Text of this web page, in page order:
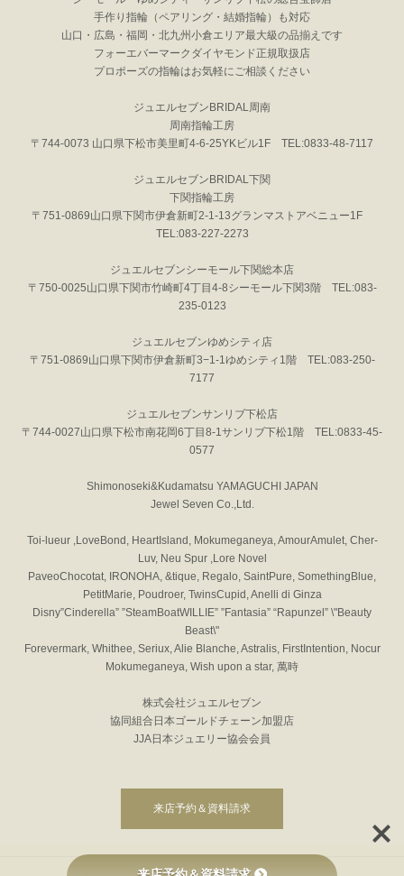
手作り指輪（ペアリング・結婚指輪）も対応
山口・広島・福岡・北九州小倉エリア最大級の品揃えです
フォーエバーマークダイヤモンド正規取扱店
プロポーズの指輪はお気軽にご相談ください
ジュエルセブンBRIDAL周南
周南指輪工房
〒744-0073 山口県下松市美里町4-6-25YKビル1F TEL:0833-48-7117
ジュエルセブンBRIDAL下関
下関指輪工房
〒751-0869山口県下関市伊倉新町2-1-13グランマストアベニュー1F
TEL:083-227-2273
ジュエルセブンシーモール下関総本店
〒750-0025山口県下関市竹崎町4丁目4-8シーモール下関3階 TEL:083-
235-0123
ジュエルセブンゆめシティ店
〒751-0869山口県下関市伊倉新町3−1-1ゆめシティ1階 TEL:083-250-
7177
ジュエルセブンサンリブ下松店
〒744-0027山口県下松市南花岡6丁目8-1サンリブ下松1階 TEL:0833-45-
0577
Shimonoseki&Kudamatsu YAMAGUCHI JAPAN
Jewel Seven Co.,Ltd.
Toi-lueur ,LoveBond, HeartIsland, Mokumeganeya, AmourAmulet, Cher-
Luv, Neu Spur ,Lore Novel
PaveoChocotat, IRONOHA, &tique, Regalo, SaintPure, SomethingBlue,
PetitMarie, Poudroer, TwinsCupid, Anelli di Ginza
Disny”Cinderella” ”SteamBoatWILLIE” ”Fantasia” “Rapunzel” \"Beauty
Beast\"
Forevermark, Whithee, Seriux, Alie Blanche, Astralis, FirstIntention, Nocur
Mokumeganeya, Wish upon a star, 萬時
株式会社ジュエルセブン
協同組合日本ゴールドチェーン加盟店
JJA日本ジュエリー協会会員
来店予約＆資料請求